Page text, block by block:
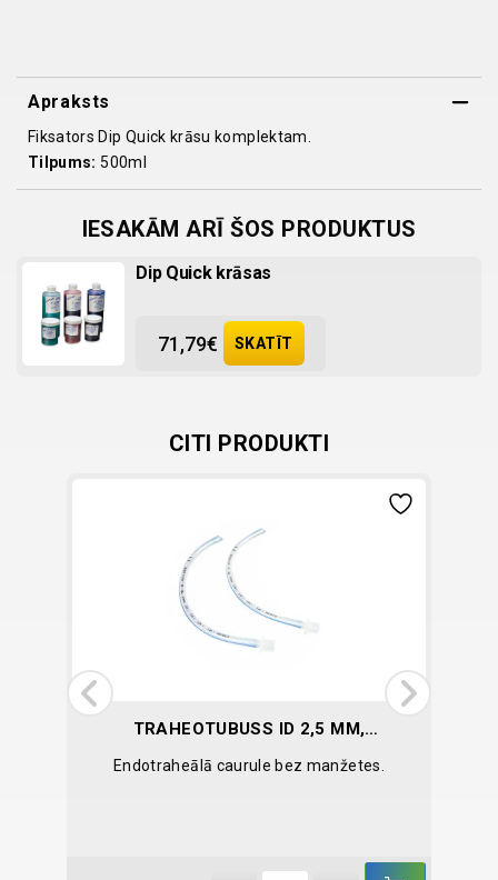
Apraksts
Fiksators Dip Quick krāsu komplektam.
Tilpums: 500ml
IESAKĀM ARĪ ŠOS PRODUKTUS
Dip Quick krāsas
71,79€ SKATĪT
CITI PRODUKTI
TRAHEOTUBUSS ID 2,5 MM,
Endotraheālā caurule bez manžetes.